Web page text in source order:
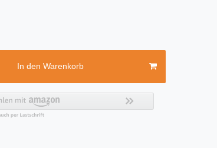
In den Warenkorb